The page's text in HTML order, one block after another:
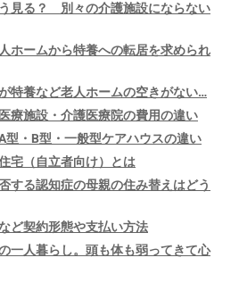
見る？ 別々の介護施設にならない
ホームから特養への転居を求められ
特養など老人ホームの空きがない…
療施設・介護医療院の費用の違い
・B型・一般型ケアハウスの違い
宅（自立者向け）とは
する認知症の母親の住み替えはどう
ど契約形態や支払い方法
一人暮らし。頭も体も弱ってきて心